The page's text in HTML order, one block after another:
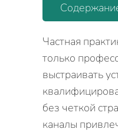
Частная
только
выстраивать
без четкой
каналы